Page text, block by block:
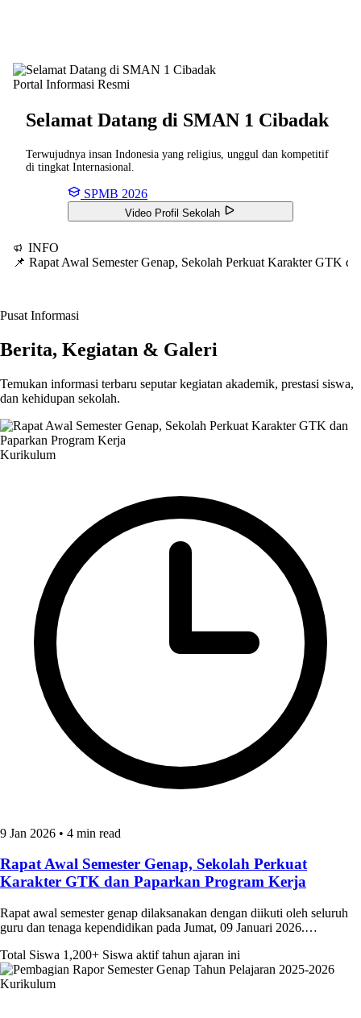
Portal Informasi Resmi
Selamat Datang di SMAN 1 Cibadak
Terwujudnya insan Indonesia yang religius, unggul dan kompetitif
di tingkat Internasional.
SPMB 2026
Video Profil Sekolah
INFO
📌 Rapat Awal Semester Genap, Sekolah Perkuat Karakter GTK
Pusat Informasi
Berita, Kegiatan & Galeri
Temukan informasi terbaru seputar kegiatan akademik, prestasi siswa,
dan kehidupan sekolah.
Kurikulum
9 Jan 2026 • 4 min read
Rapat Awal Semester Genap, Sekolah Perkuat
Karakter GTK dan Paparkan Program Kerja
Rapat awal semester genap dilaksanakan dengan diikuti oleh seluruh
guru dan tenaga kependidikan pada Jumat, 09 Januari 2026.…
Total Siswa 1,200+ Siswa aktif tahun ajaran ini
Kurikulum